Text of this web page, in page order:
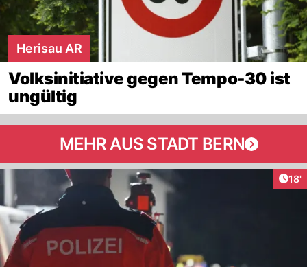
Herisau AR
Volksinitiative gegen Tempo-30 ist
ungültig
MEHR AUS STADT BERN
18'